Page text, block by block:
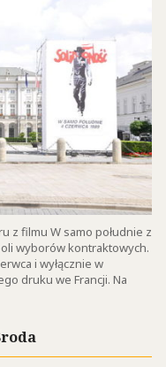
z filmu W samo południe z
wyborów kontraktowych.
i wyłącznie w
druku we Francji. Na